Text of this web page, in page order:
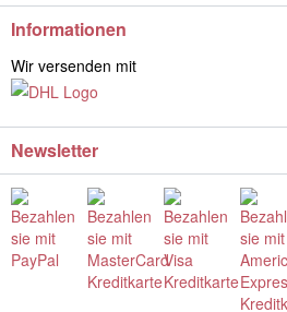
Informationen
Wir versenden mit
Newsletter